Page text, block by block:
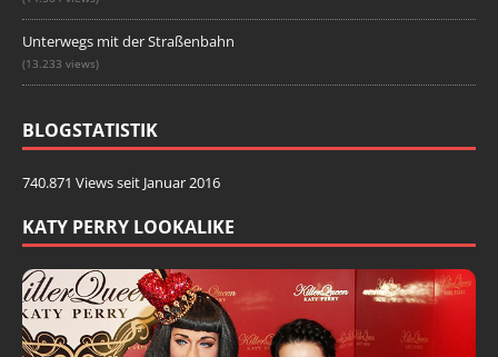
Unterwegs mit der Straßenbahn
(13.233 views)
BLOGSTATISTIK
740.871 Views seit Januar 2016
KATY PERRY LOOKALIKE